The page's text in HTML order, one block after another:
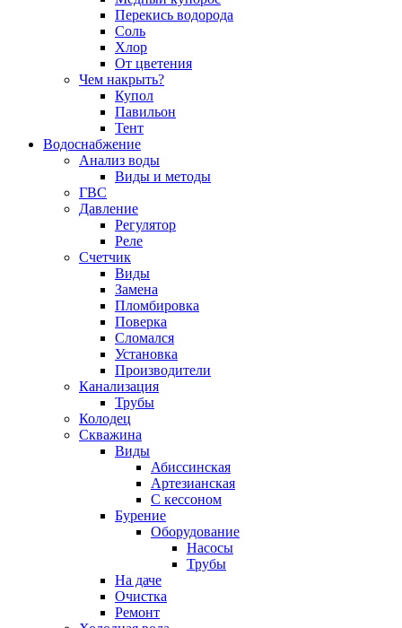
Перекись водорода
Соль
Хлор
От цветения
Чем накрыть?
Купол
Павильон
Тент
Водоснабжение
Анализ воды
Виды и методы
ГВС
Давление
Регулятор
Реле
Счетчик
Виды
Замена
Пломбировка
Поверка
Сломался
Установка
Производители
Канализация
Трубы
Колодец
Скважина
Виды
Абиссинская
Артезианская
С кессоном
Бурение
Оборудование
Насосы
Трубы
На даче
Очистка
Ремонт